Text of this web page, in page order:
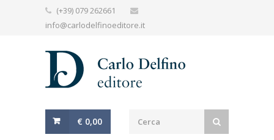
(+39) 079 262661
info@carlodelfinoeditore.it
€ 0,00